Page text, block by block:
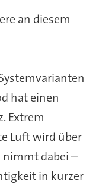
an diesem
hat einen
Extrem
Luft wird über
dabei –
in kurzer